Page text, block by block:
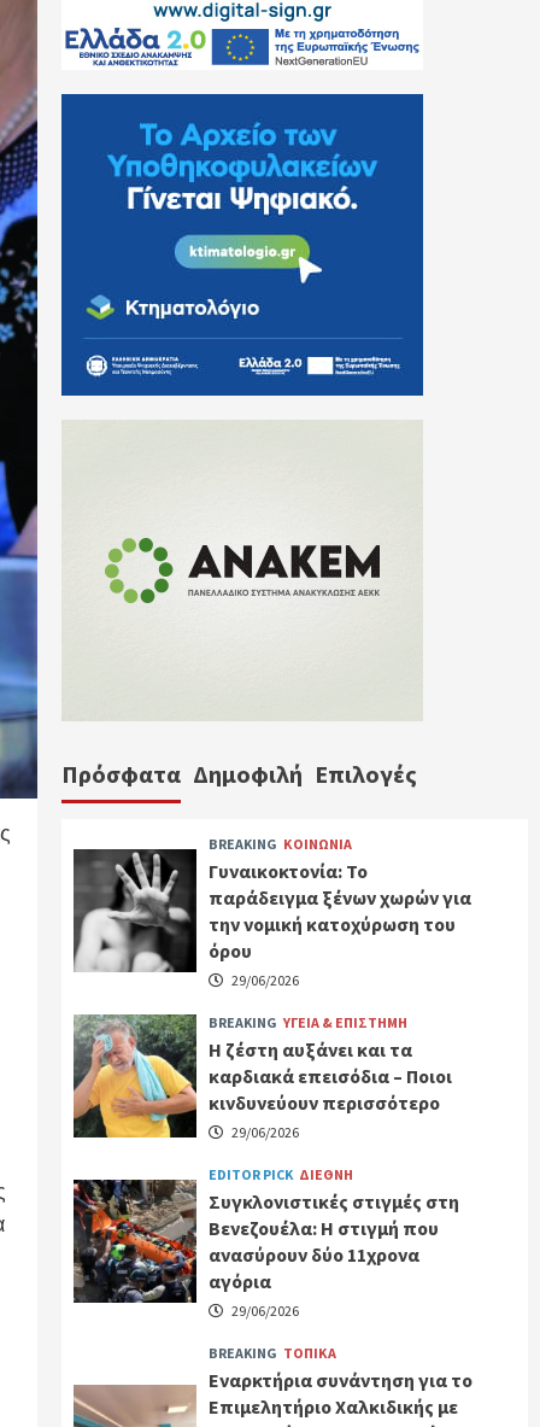
Πρόσφατα Δημοφιλή Επιλογές
BREAKING ΚΟΙΝΩΝΙΑ
Γυναικοκτονία: Το
παράδειγμα ξένων χωρών για
την νομική κατοχύρωση του
όρου
29/06/2026
BREAKING ΥΓΕΙΑ & ΕΠΙΣΤΗΜΗ
Η ζέστη αυξάνει και τα
καρδιακά επεισόδια – Ποιοι
κινδυνεύουν περισσότερο
29/06/2026
EDITOR PICK ΔΙΕΘΝΗ
Συγκλονιστικές στιγμές στη
Βενεζουέλα: Η στιγμή που
ανασύρουν δύο 11χρονα
αγόρια
29/06/2026
BREAKING ΤΟΠΙΚΑ
Εναρκτήρια συνάντηση για το
Επιμελητήριο Χαλκιδικής με